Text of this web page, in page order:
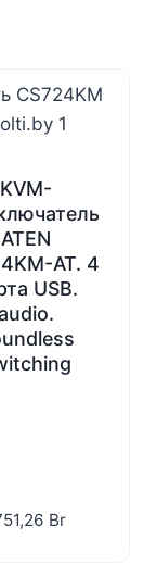
KVM-
ATEN
AT. 4
USB.
Br